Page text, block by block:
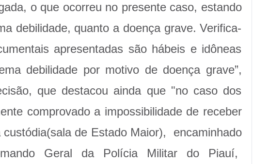
o que ocorreu no presente caso, estando
debilidade, quanto a doença grave. Verifica-
apresentadas são hábeis e idôneas
debilidade por motivo de doença grave”,
que destacou ainda que "no caso dos
comprovado a impossibilidade de receber
de Estado Maior), encaminhado
Geral da Polícia Militar do Piauí,